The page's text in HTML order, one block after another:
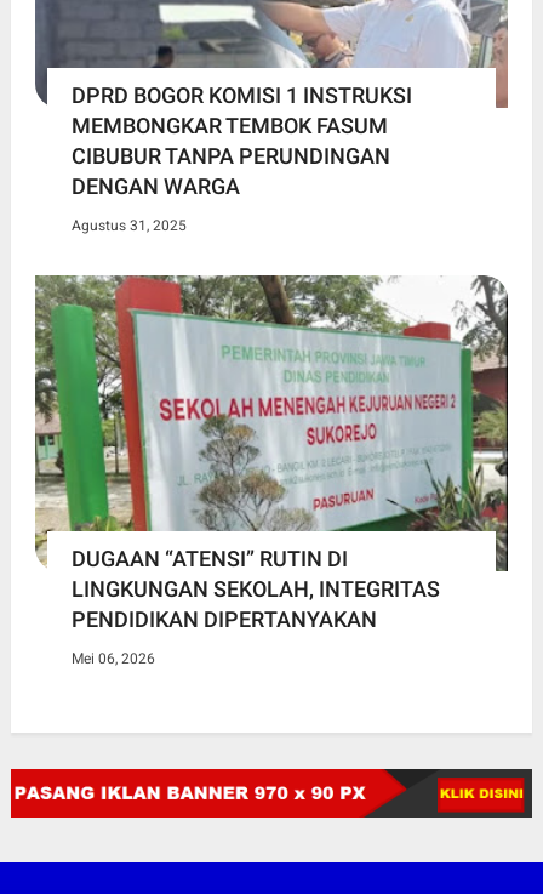
DPRD BOGOR KOMISI 1 INSTRUKSI
MEMBONGKAR TEMBOK FASUM
CIBUBUR TANPA PERUNDINGAN
DENGAN WARGA
Agustus 31, 2025
DUGAAN “ATENSI” RUTIN DI
LINGKUNGAN SEKOLAH, INTEGRITAS
PENDIDIKAN DIPERTANYAKAN
Mei 06, 2026